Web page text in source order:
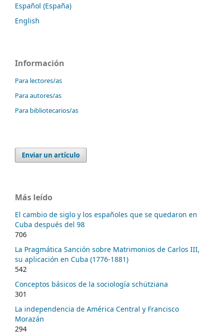
Español (España)
English
Información
Para lectores/as
Para autores/as
Para bibliotecarios/as
Enviar un artículo
Más leído
El cambio de siglo y los españoles que se quedaron en
Cuba después del 98
706
La Pragmática Sanción sobre Matrimonios de Carlos III,
su aplicación en Cuba (1776-1881)
542
Conceptos básicos de la sociología schütziana
301
La independencia de América Central y Francisco
Morazán
294